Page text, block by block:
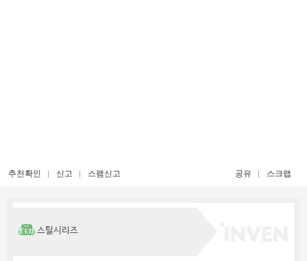
추천확인 신고 스팸신고 공유 스크랩
스틸시리즈